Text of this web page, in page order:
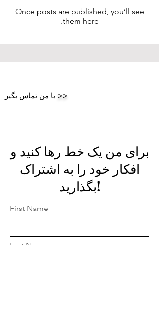
Once posts are published, you’ll see
them here.
با من تماس بگیر >>
برای من یک خط رها کنید و
افکار خود را به اشتراک
بگذارید!
First Name
Last Name